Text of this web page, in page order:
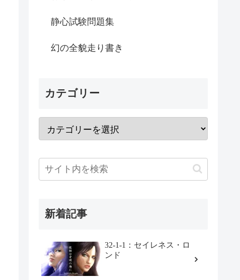
静心試験問題集
幻の全貌走り書き
カテゴリー
新着記事
32-1-1：セイレネス・ロ
ンド